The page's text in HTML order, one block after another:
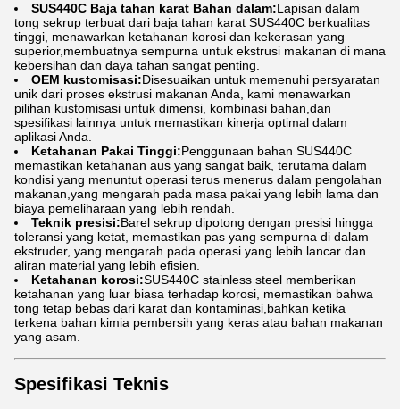
SUS440C Baja tahan karat Bahan dalam:Lapisan dalam
tong sekrup terbuat dari baja tahan karat SUS440C berkualitas
tinggi, menawarkan ketahanan korosi dan kekerasan yang
superior,membuatnya sempurna untuk ekstrusi makanan di mana
kebersihan dan daya tahan sangat penting.
OEM kustomisasi:Disesuaikan untuk memenuhi persyaratan
unik dari proses ekstrusi makanan Anda, kami menawarkan
pilihan kustomisasi untuk dimensi, kombinasi bahan,dan
spesifikasi lainnya untuk memastikan kinerja optimal dalam
aplikasi Anda.
Ketahanan Pakai Tinggi:Penggunaan bahan SUS440C
memastikan ketahanan aus yang sangat baik, terutama dalam
kondisi yang menuntut operasi terus menerus dalam pengolahan
makanan,yang mengarah pada masa pakai yang lebih lama dan
biaya pemeliharaan yang lebih rendah.
Teknik presisi:Barel sekrup dipotong dengan presisi hingga
toleransi yang ketat, memastikan pas yang sempurna di dalam
ekstruder, yang mengarah pada operasi yang lebih lancar dan
aliran material yang lebih efisien.
Ketahanan korosi:SUS440C stainless steel memberikan
ketahanan yang luar biasa terhadap korosi, memastikan bahwa
tong tetap bebas dari karat dan kontaminasi,bahkan ketika
terkena bahan kimia pembersih yang keras atau bahan makanan
yang asam.
Spesifikasi Teknis